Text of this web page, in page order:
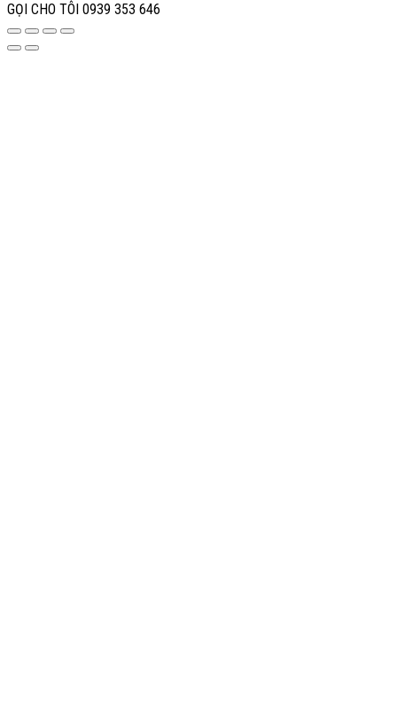
GỌI CHO TÔI 0939 353 646